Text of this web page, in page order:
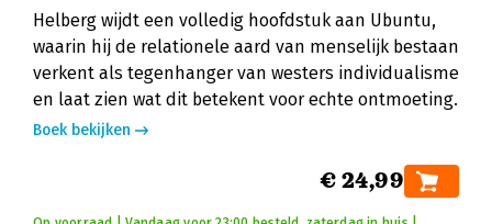
Helberg wijdt een volledig hoofdstuk aan Ubuntu,
waarin hij de relationele aard van menselijk bestaan
verkent als tegenhanger van westers individualisme
en laat zien wat dit betekent voor echte ontmoeting.
Boek bekijken
€ 24,99